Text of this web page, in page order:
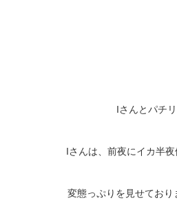
Iさんとパチリ
Iさんは、前夜にイカ半
変態っぷりを見せており